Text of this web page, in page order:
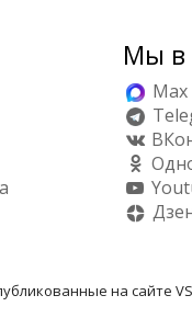
Мы в
Max
на сайте